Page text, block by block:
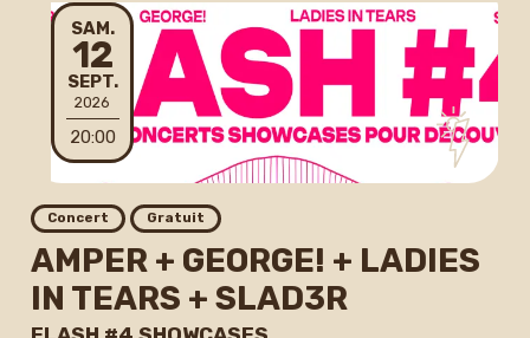
SAMEDI
SAM.
12
SEPTEMBRE
SEPT.
2026
20:00
Concert Gratuit
AMPER + GEORGE! + LADIES
IN TEARS + SLAD3R